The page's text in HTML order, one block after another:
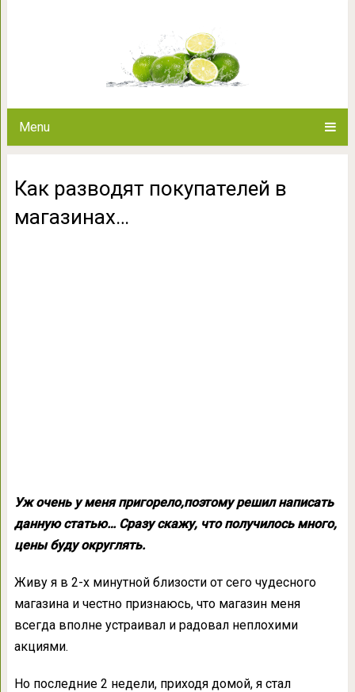
Menu
Как разводят покупателей в
магазинах…
Уж очень у меня пригорело,поэтому решил написать
данную статью… Сразу скажу, что получилось много,
цены буду округлять.
Живу я в 2-х минутной близости от сего чудесного
магазина и честно признаюсь, что магазин меня
всегда вполне устраивал и радовал неплохими
акциями.
Но последние 2 недели, приходя домой, я стал